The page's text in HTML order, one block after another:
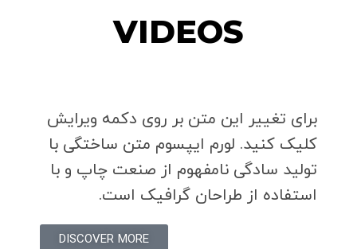
VIDEOS
برای تغییر این متن بر روی دکمه ویرایش
کلیک کنید. لورم ایپسوم متن ساختگی با
تولید سادگی نامفهوم از صنعت چاپ و با
استفاده از طراحان گرافیک است.
DISCOVER MORE